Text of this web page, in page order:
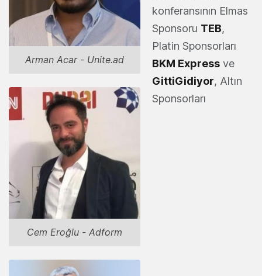
Arman Acar - Unite.ad
Cem Eroğlu - Adform
konferansının Elmas
Sponsoru TEB,
Platin Sponsorları
BKM Express ve
GittiGidiyor, Altın
Sponsorları